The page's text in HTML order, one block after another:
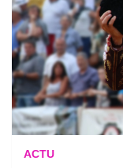
ACTU